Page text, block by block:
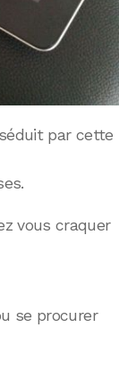
par cette
vous craquer
se procurer